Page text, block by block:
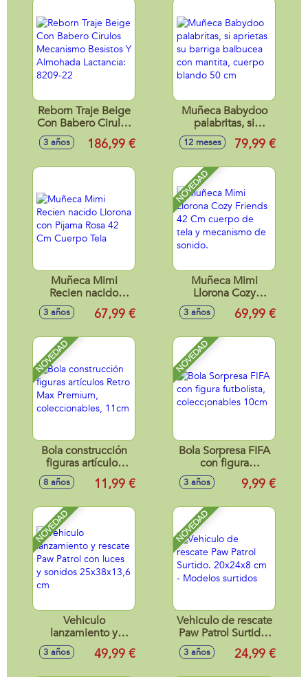
Reborn Traje Beige
Con Babero Cirulos
Mecanismo
Besistos Y
Lactancia: 8209-22
3 años 186,99 €
Muñeca Babydoo
palabritas, si
aprietas su barriga
balbucea con
blando 50 cm
12 meses 79,99 €
Muñeca Mimi
Recien nacido
Llorona con Pijama
Rosa 42 Cm
3 años 67,99 €
NOVEDAD
Muñeca Mimi
Llorona Cozy
Friends 42 Cm
cuerpo de tela y
sonido.
3 años 69,99 €
NOVEDAD
Bola construcción
figuras artículos
Retro Max
Premium,
11cm
8 años 11,99 €
NOVEDAD
Bola Sorpresa FIFA
con figura
futbolista,
colecc¡onables
3 años 9,99 €
NOVEDAD
Vehiculo
lanzamiento y
rescate Paw Patrol
con luces y sonidos
3 años 49,99 €
NOVEDAD
Vehiculo de rescate
Paw Patrol Surtido.
20x24x8 cm -
Modelos surtidos
3 años 24,99 €